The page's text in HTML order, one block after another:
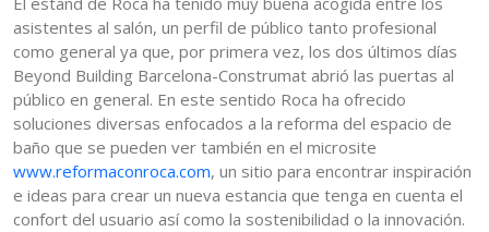
asistentes al salón, un perfil de público tanto profesional
como general ya que, por primera vez, los dos últimos días
Beyond Building Barcelona-Construmat abrió las puertas al
público en general. En este sentido Roca ha ofrecido
soluciones diversas enfocados a la reforma del espacio de
baño que se pueden ver también en el microsite
www.reformaconroca.com, un sitio para encontrar inspiración
e ideas para crear un nueva estancia que tenga en cuenta el
confort del usuario así como la sostenibilidad o la innovación.